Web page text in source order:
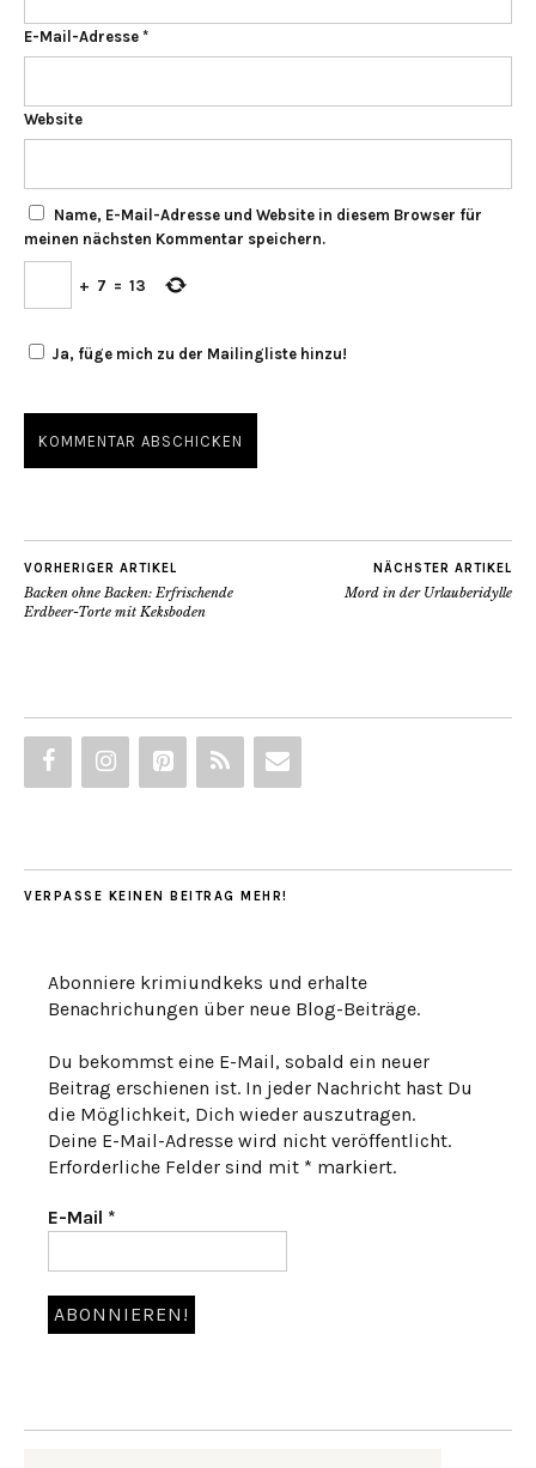
E-Mail-Adresse *
Website
Name, E-Mail-Adresse und Website in diesem Browser für
meinen nächsten Kommentar speichern.
+ 7 = 13
Ja, füge mich zu der Mailingliste hinzu!
VORHERIGER ARTIKEL
Backen ohne Backen: Erfrischende
Erdbeer-Torte mit Keksboden
NÄCHSTER ARTIKEL
Mord in der Urlauberidylle
VERPASSE KEINEN BEITRAG MEHR!
Abonniere krimiundkeks und erhalte
Benachrichungen über neue Blog-Beiträge.
Du bekommst eine E-Mail, sobald ein neuer
Beitrag erschienen ist. In jeder Nachricht hast Du
die Möglichkeit, Dich wieder auszutragen.
Deine E-Mail-Adresse wird nicht veröffentlicht.
Erforderliche Felder sind mit * markiert.
E-Mail *